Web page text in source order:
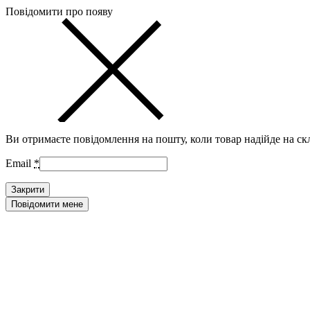
Повідомити про появу
Ви отримаєте повідомлення на пошту, коли товар надійде на
Email *
Закрити
Повідомити мене